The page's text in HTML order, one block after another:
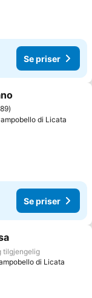
Se priser
89
di Licata
Se priser
tilgjengelig
di Licata